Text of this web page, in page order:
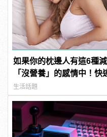
如果你的枕邊人有這6種
「沒營養」的感情中！快
生活話題